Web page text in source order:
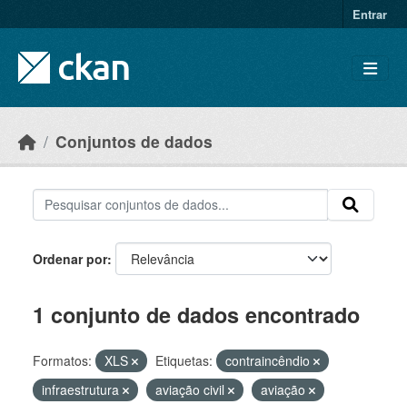
Entrar
Conjuntos de dados
Ordenar por
1 conjunto de dados encontrado
Formatos: XLS Etiquetas:
contraincêndio
infraestrutura
aviação civil
aviação